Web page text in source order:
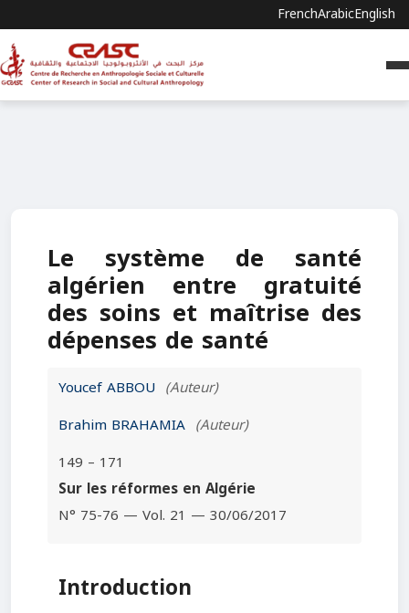
FrenchArabicEnglish
Le système de santé
algérien entre gratuité
des soins et maîtrise des
dépenses de santé
Youcef ABBOU (Auteur)
Brahim BRAHAMIA (Auteur)
149 – 171
Sur les réformes en Algérie
N° 75-76 — Vol. 21 — 30/06/2017
Introduction